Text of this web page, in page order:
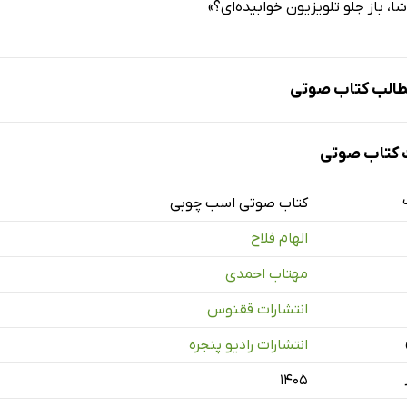
باز جلو تلویزیون خوابیده‌اى؟»
کتاب صوتی
اول
صوتی
کتاب صوتی اسب چوبی
الهام فلاح
مهتاب احمدی
انتشارات ققنوس
انتشارات رادیو پنجره
۱۴۰۵